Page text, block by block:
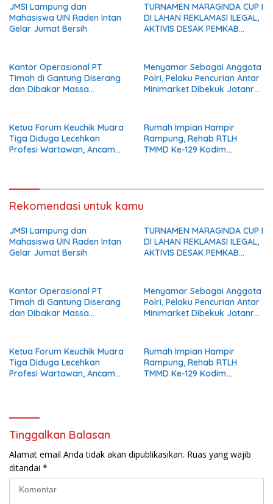
JMSI Lampung dan
Mahasiswa UIN Raden Intan
Gelar Jumat Bersih
TURNAMEN MARAGINDA CUP I
DI LAHAN REKLAMASI ILEGAL,
AKTIVIS DESAK PEMKAB
Kantor Operasional PT
Timah di Gantung Diserang
dan Dibakar Massa
Pemicu
Menyamar Sebagai Anggota
Polri, Pelaku Pencurian Antar
Minimarket Dibekuk Jatanras
Ketua Forum Keuchik Muara
Tiga Diduga Lecehkan
Profesi Wartawan, Ancam
Rumah Impian Hampir
Rampung, Rehab RTLH
TMMD Ke-129 Kodim
Rekomendasi untuk kamu
JMSI Lampung dan
Mahasiswa UIN Raden Intan
Gelar Jumat Bersih
TURNAMEN MARAGINDA CUP I
DI LAHAN REKLAMASI ILEGAL,
AKTIVIS DESAK PEMKAB
Kantor Operasional PT
Timah di Gantung Diserang
dan Dibakar Massa
Pemicu
Menyamar Sebagai Anggota
Polri, Pelaku Pencurian Antar
Minimarket Dibekuk Jatanras
Ketua Forum Keuchik Muara
Tiga Diduga Lecehkan
Profesi Wartawan, Ancam
Rumah Impian Hampir
Rampung, Rehab RTLH
TMMD Ke-129 Kodim
Tinggalkan Balasan
Alamat email Anda tidak akan dipublikasikan. Ruas yang wajib
ditandai *